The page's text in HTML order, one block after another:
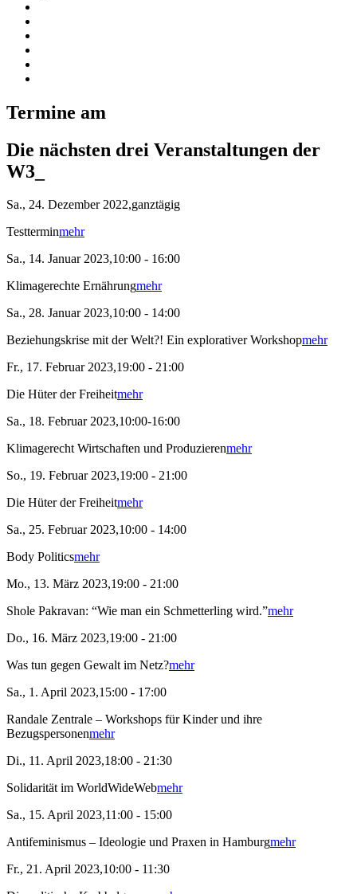
Termine am
Die nächsten drei Veranstaltungen der
W3_
Sa., 24. Dezember 2022,ganztägig
Testterminmehr
Sa., 14. Januar 2023,10:00 - 16:00
Klimagerechte Ernährungmehr
Sa., 28. Januar 2023,10:00 - 14:00
Beziehungskrise mit der Welt?! Ein explorativer Workshopmehr
Fr., 17. Februar 2023,19:00 - 21:00
Die Hüter der Freiheitmehr
Sa., 18. Februar 2023,10:00-16:00
Klimagerecht Wirtschaften und Produzierenmehr
So., 19. Februar 2023,19:00 - 21:00
Die Hüter der Freiheitmehr
Sa., 25. Februar 2023,10:00 - 14:00
Body Politicsmehr
Mo., 13. März 2023,19:00 - 21:00
Shole Pakravan: “Wie man ein Schmetterling wird.”mehr
Do., 16. März 2023,19:00 - 21:00
Was tun gegen Gewalt im Netz?mehr
Sa., 1. April 2023,15:00 - 17:00
Randale Zentrale – Workshops für Kinder und ihre
Bezugspersonenmehr
Di., 11. April 2023,18:00 - 21:30
Solidarität im WorldWideWebmehr
Sa., 15. April 2023,11:00 - 15:00
Antifeminismus – Ideologie und Praxen in Hamburgmehr
Fr., 21. April 2023,10:00 - 11:30